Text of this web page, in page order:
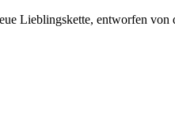
Lieblingskette, entworfen von